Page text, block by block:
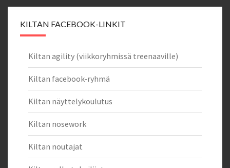
KILTAN FACEBOOK-LINKIT
Kiltan agility (viikkoryhmissä treenaaville)
Kiltan facebook-ryhmä
Kiltan näyttelykoulutus
Kiltan nosework
Kiltan noutajat